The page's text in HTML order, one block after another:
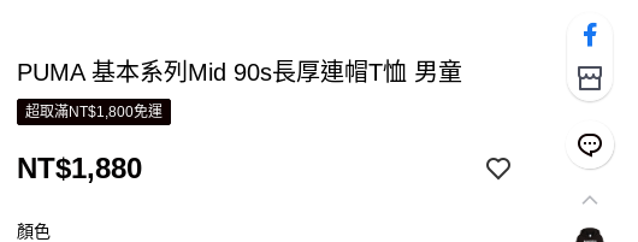
PUMA 基本系列Mid 90s長厚連帽T恤 男童
超取滿NT$1,800免運
NT$1,880
顏色